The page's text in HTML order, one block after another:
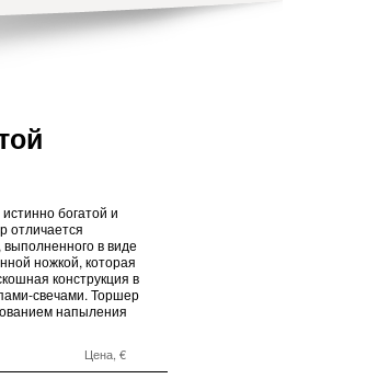
богатой и
отличается
в виде
ножкой, которая
конструкция в
свечами. Торшер
напыления
Цена, €